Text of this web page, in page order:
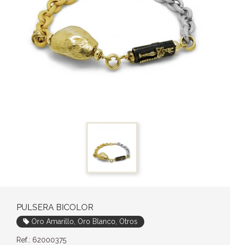
PULSERA BICOLOR
Oro Amarillo, Oro Blanco, Otros
Ref.: 62000375